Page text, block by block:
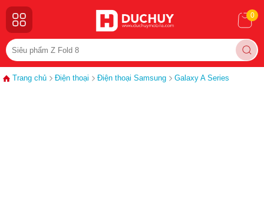
0
Trang chủ Điện thoại Điện thoại Samsung Galaxy A Series